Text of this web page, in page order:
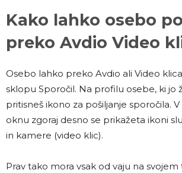
Kako lahko osebo
preko Avdio Video
Osebo lahko preko Avdio ali Video
sklopu Sporočil. Na profilu osebe, ki jo
pritisneš ikono za pošiljanje sporočila.
oknu zgoraj desno se prikažeta ikoni
in kamere (video klic).
Prav tako mora vsak od vaju na